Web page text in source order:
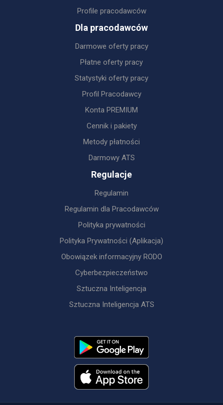
Profile pracodawców
Dla pracodawców
Darmowe oferty pracy
Płatne oferty pracy
Statystyki oferty pracy
Profil Pracodawcy
Konta PREMIUM
Cennik i pakiety
Metody płatności
Darmowy ATS
Regulacje
Regulamin
Regulamin dla Pracodawców
Polityka prywatności
Polityka Prywatności (Aplikacja)
Obowiązek informacyjny RODO
Cyberbezpieczeństwo
Sztuczna Inteligencja
Sztuczna Inteligencja ATS